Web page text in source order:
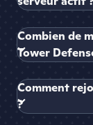
Combien de
Tower
Comment
?